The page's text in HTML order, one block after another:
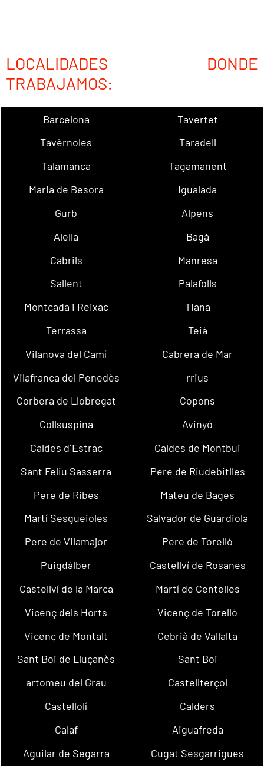
LOCALIDADES DONDE
TRABAJAMOS:
Barcelona
Tavertet
Tavèrnoles
Taradell
Talamanca
Tagamanent
Maria de Besora
Igualada
Gurb
Alpens
Alella
Bagà
Cabrils
Manresa
Sallent
Palafolls
Montcada i Reixac
Tiana
Terrassa
Teià
Vilanova del Camí
Cabrera de Mar
Vilafranca del Penedès
rrius
Corbera de Llobregat
Copons
Collsuspina
Avinyó
Caldes d´Estrac
Caldes de Montbui
Sant Feliu Sasserra
Pere de Riudebitlles
Pere de Ribes
Mateu de Bages
Martí Sesgueioles
Salvador de Guardiola
Pere de Vilamajor
Pere de Torelló
Puigdàlber
Castellví de Rosanes
Castellví de la Marca
Martí de Centelles
Vicenç dels Horts
Vicenç de Torelló
Vicenç de Montalt
Cebrià de Vallalta
Sant Boi de Lluçanès
Sant Boi
artomeu del Grau
Castellterçol
Castellolí
Calders
Calaf
Aiguafreda
Aguilar de Segarra
Cugat Sesgarrigues